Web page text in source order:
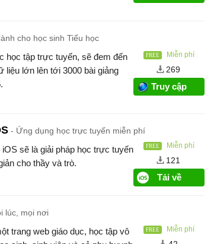
cho học sinh Tiểu học
học tập trực tuyến, sẽ đem đến
liệu lớn lên tới 3000 bài giảng
Miễn phí
269
Truy cập
Ứng dụng học trực tuyến miễn phí
sẽ là giải pháp học trực tuyến
cho thầy và trò.
Miễn phí
121
Tải về
lúc, mọi nơi
trang web giáo dục, học tập vô
Miễn phí